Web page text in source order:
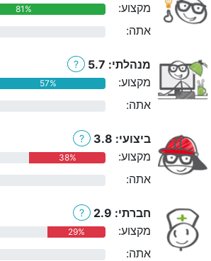
מקצוע: 81%
אתה:
מנהלתי: 5.7 ?
מקצוע: 57%
אתה:
ביצועי: 3.8 ?
מקצוע: 38%
אתה:
חברתי: 2.9 ?
מקצוע: 29%
אתה: